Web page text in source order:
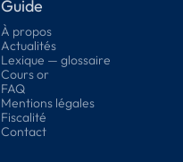
Guide
À propos
Actualités
Lexique — glossaire
Cours or
FAQ
Mentions légales
Fiscalité
Contact